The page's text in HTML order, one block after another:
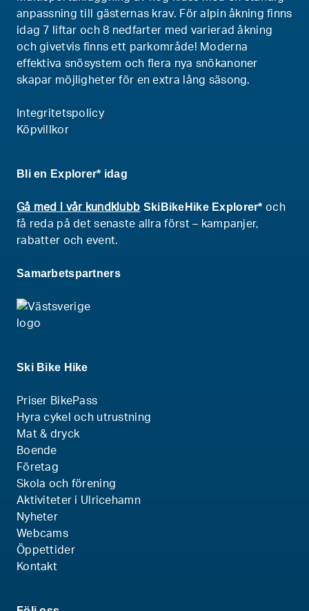
anpassning till gästernas krav. För alpin åkning finns
idag 7 liftar och 8 nedfarter med varierad åkning
och givetvis finns ett parkområde! Moderna
effektiva snösystem och flera nya snökanoner
skapar möjligheter för en extra lång säsong.
Integritetspolicy
Köpvillkor
Bli en Explorer* idag
Gå med i vår kundklubb SkiBikeHike Explorer* och
få reda på det senaste allra först – kampanjer,
rabatter och event.
Samarbetspartners
Ski Bike Hike
Priser BikePass
Hyra cykel och utrustning
Mat & dryck
Boende
Företag
Skola och förening
Aktiviteter i Ulricehamn
Nyheter
Webcams
Öppettider
Kontakt